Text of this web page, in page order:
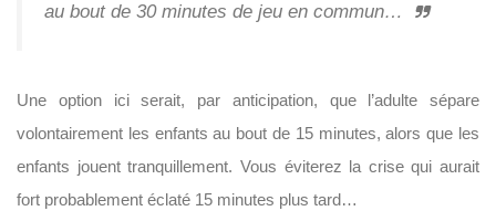
au bout de 30 minutes de jeu en commun…
Une option ici serait, par anticipation, que l’adulte sépare
volontairement les enfants au bout de 15 minutes, alors que les
enfants jouent tranquillement. Vous éviterez la crise qui aurait
fort probablement éclaté 15 minutes plus tard…